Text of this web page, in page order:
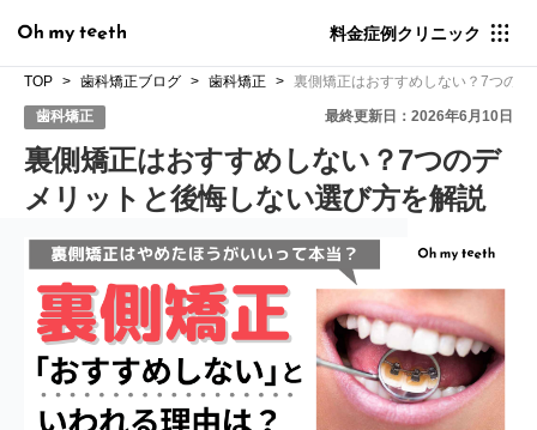
料金症例クリニック
TOP 歯科矯正ブログ 歯科矯正 裏側矯正はおすすめしない？7つの
歯科矯正 最終更新日：2026年6月10日
裏側矯正はおすすめしない？7つのデ
メリットと後悔しない選び方を解説